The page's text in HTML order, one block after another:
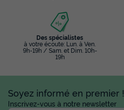
Des spécialistes
à votre écoute: Lun. à Ven.
9h-19h / Sam. et Dim. 10h-
19h
Soyez informé en premier !
Inscrivez-vous à notre newsletter